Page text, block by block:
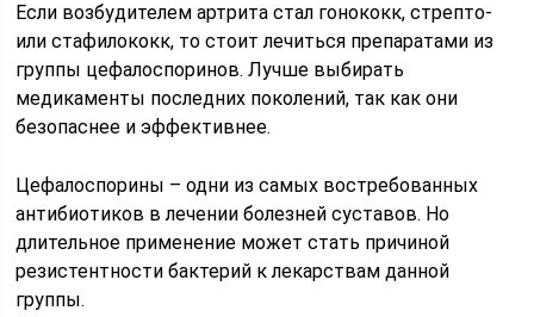
Если возбудителем артрита стал гонококк, стрепто-
или стафилококк, то стоит лечиться препаратами из
группы цефалоспоринов. Лучше выбирать
медикаменты последних поколений, так как они
безопаснее и эффективнее.
Цефалоспорины – одни из самых востребованных
антибиотиков в лечении болезней суставов. Но
длительное применение может стать причиной
резистентности бактерий к лекарствам данной
группы.